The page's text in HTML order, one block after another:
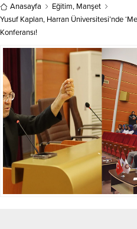
Anasayfa Eğitim, Manşet
Yusuf Kaplan, Harran Üniversitesi’nde
Konferansı!